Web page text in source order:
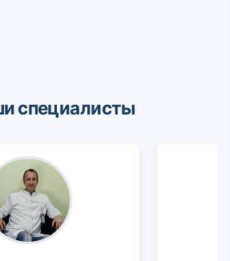
специалисты